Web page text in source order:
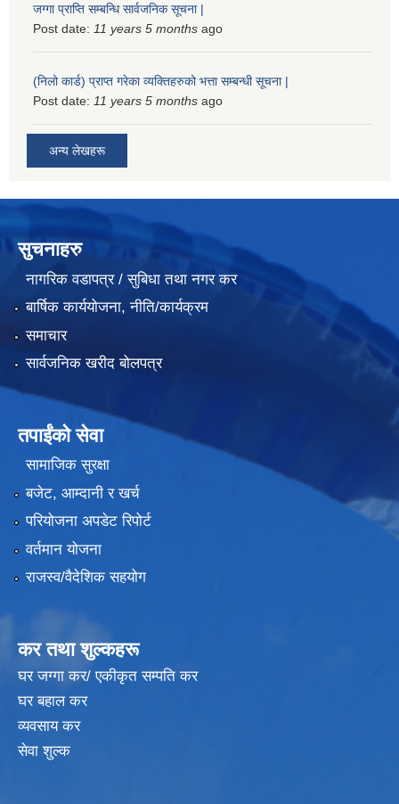
जग्गा प्राप्ति सम्बन्धि सार्वजनिक सूचना |
Post date: 11 years 5 months ago
(निलो कार्ड) प्राप्त गरेका व्यक्तिहरुको भत्ता सम्बन्धी सूचना |
Post date: 11 years 5 months ago
अन्य लेखहरू
सुचनाहरु
नागरिक वडापत्र / सुबिधा तथा नगर कर
बार्षिक कार्ययोजना, नीति/कार्यक्रम
समाचार
सार्वजनिक खरीद बोलपत्र
तपाईंको सेवा
सामाजिक सुरक्षा
बजेट, आम्दानी र खर्च
परियोजना अपडेट रिपोर्ट
वर्तमान योजना
राजस्व/वैदेशिक सहयोग
कर तथा शुल्कहरू
घर जग्गा कर/ एकीकृत सम्पति कर
घर बहाल कर
व्यवसाय कर
सेवा शुल्क